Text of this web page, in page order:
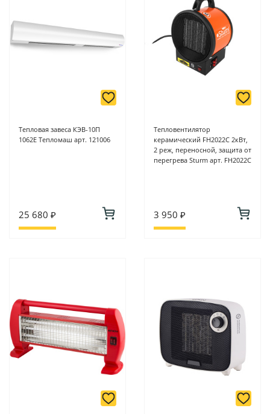
Тепловая завеса КЭВ-10П
1062Е Тепломаш арт. 121006
25 680 ₽
Тепловентилятор
керамический FH2022C 2кВт,
2 реж, переносной, защита от
перегрева Sturm арт. FH2022C
3 950 ₽